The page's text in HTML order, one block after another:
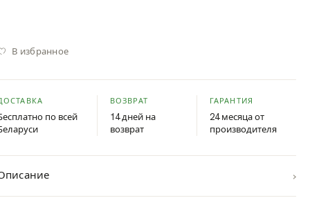
В избранное
по всей
ВОЗВРАТ
14 дней на
возврат
ГАРАНТИЯ
24 месяца от
производителя
›